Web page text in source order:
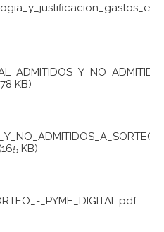
KB)
(165 KB)
_PYME_DIGITAL.pdf